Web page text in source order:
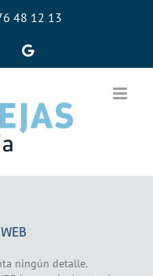
48 12 13
Google
ningún detalle.